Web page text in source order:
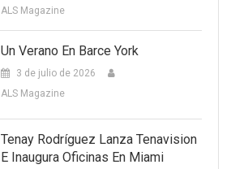
ALS Magazine
Un Verano En Barce York
3 de julio de 2026
ALS Magazine
Tenay Rodríguez Lanza Tenavision
E Inaugura Oficinas En Miami